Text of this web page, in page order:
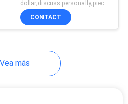
aluminio
dollar;discuss personally;piece MOQ:Negociación
CONTACT
Vea más